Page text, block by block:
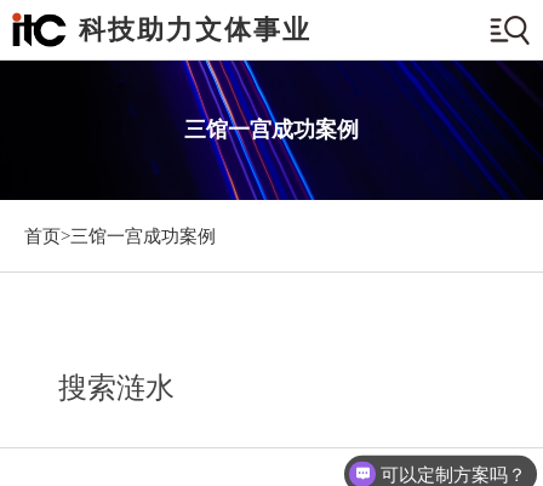
科技助力文体事业
三馆一宫成功案例
首页>三馆一宫成功案例
搜索涟水
可以定制方案吗？